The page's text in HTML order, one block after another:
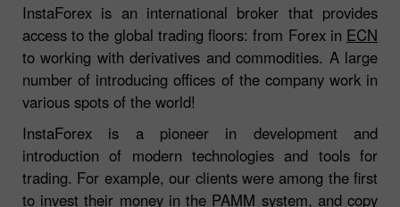
InstaForex is an international broker that provides
access to the global trading floors: from Forex in ECN
to working with derivatives and commodities. A large
number of introducing offices of the company work in
various spots of the world!
InstaForex is a pioneer in development and
introduction of modern technologies and tools for
trading. For example, our clients were among the first
to invest their money in the PAMM system, and copy